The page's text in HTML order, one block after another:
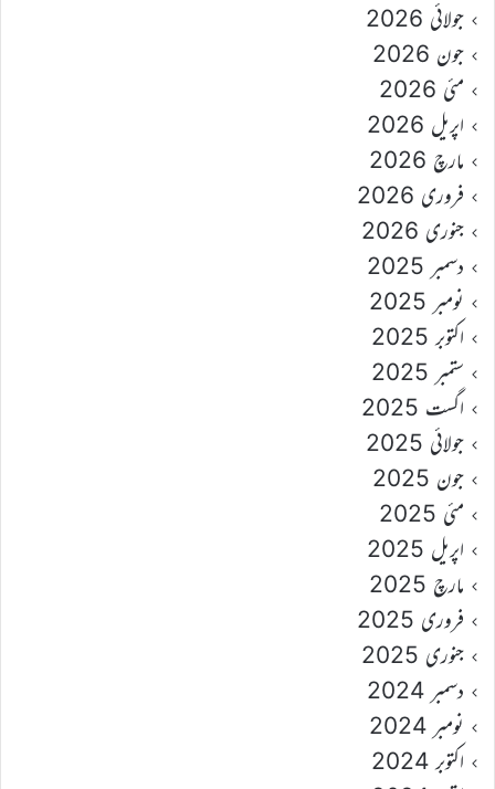
جولائی 2026
جون 2026
مئی 2026
اپریل 2026
مارچ 2026
فروری 2026
جنوری 2026
دسمبر 2025
نومبر 2025
اکتوبر 2025
ستمبر 2025
اگست 2025
جولائی 2025
جون 2025
مئی 2025
اپریل 2025
مارچ 2025
فروری 2025
جنوری 2025
دسمبر 2024
نومبر 2024
اکتوبر 2024